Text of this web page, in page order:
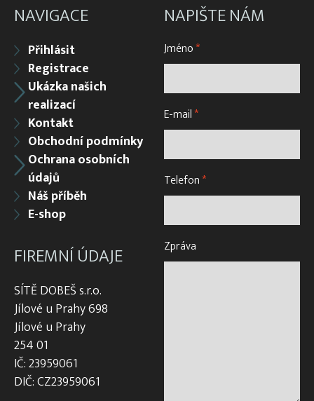
NAVIGACE
Přihlásit
Registrace
Ukázka našich
realizací
Kontakt
Obchodní podmínky
Ochrana osobních
údajů
Náš příběh
E-shop
FIREMNÍ ÚDAJE
SÍTĚ DOBEŠ s.r.o.
Jílové u Prahy 698
Jílové u Prahy
254 01
IČ: 23959061
DIČ: CZ23959061
NAPIŠTE NÁM
Jméno*
E-mail*
Telefon*
Zpráva